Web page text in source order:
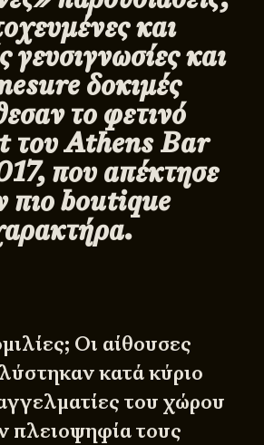
και
γευσιγνωσίες και
δοκιμές
το φετινό
τουAthens Bar
που απέκτησε
πιοboutique
Οι αίθουσες
κατά κύριο
του χώρου
πλειοψηφία τους